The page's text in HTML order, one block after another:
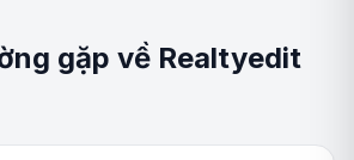
gặp về Realtyedit